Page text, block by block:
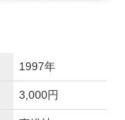
1997年
3,000円